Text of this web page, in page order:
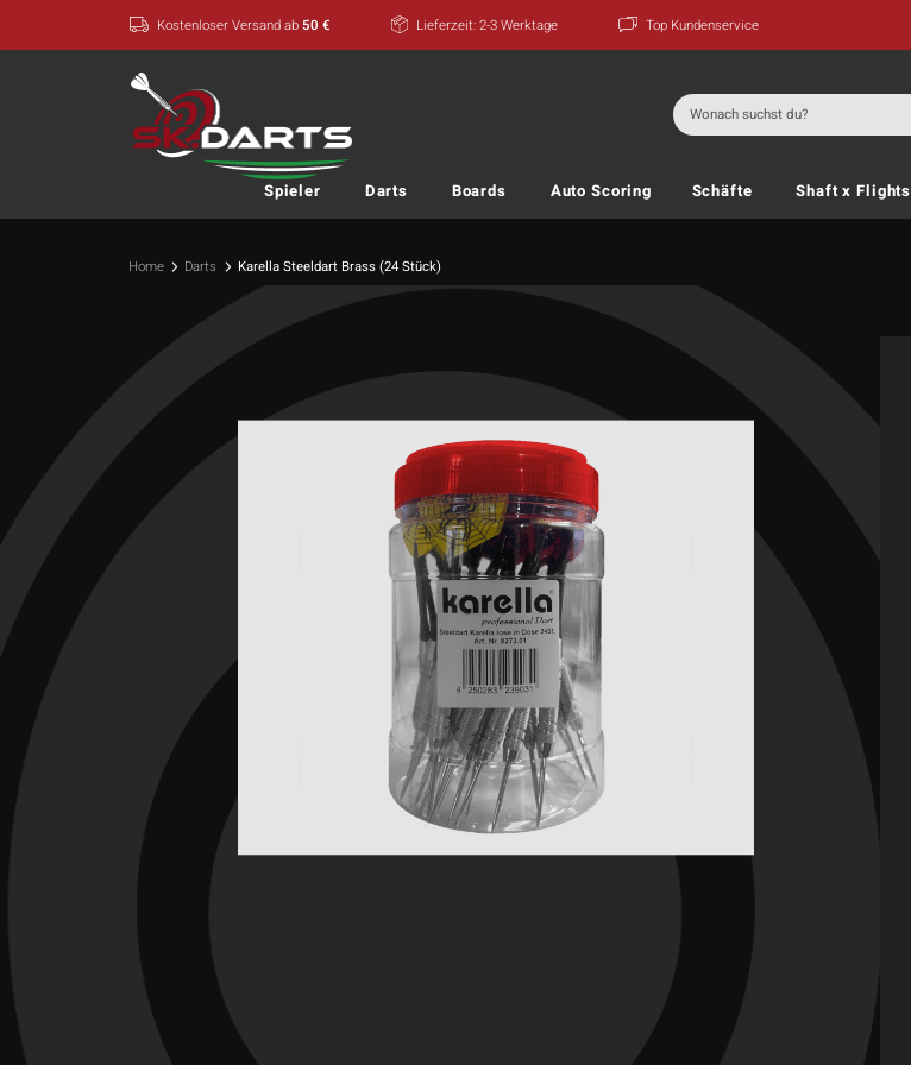
Kostenloser Versand ab50 € Lieferzeit: 2-3 Werktage Top Kundenservice
Suchen
nach:
Spieler Darts Boards Auto Scoring Schäfte Shaft x Flights
Home Darts Karella Steeldart Brass (24 Stück)